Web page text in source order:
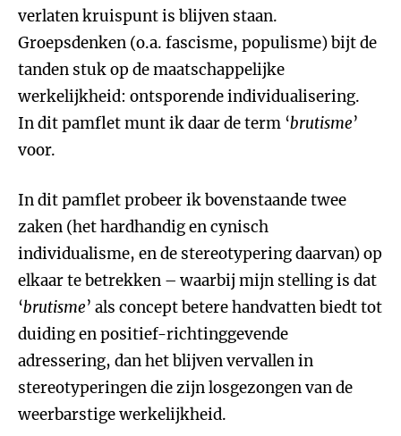
verlaten kruispunt is blijven staan.
Groepsdenken (o.a. fascisme, populisme) bijt de
tanden stuk op de maatschappelijke
werkelijkheid: ontsporende individualisering.
In dit pamflet munt ik daar de term ‘brutisme’
voor.
In dit pamflet probeer ik bovenstaande twee
zaken (het hardhandig en cynisch
individualisme, en de stereotypering daarvan) op
elkaar te betrekken – waarbij mijn stelling is dat
‘brutisme’ als concept betere handvatten biedt tot
duiding en positief-richtinggevende
adressering, dan het blijven vervallen in
stereotyperingen die zijn losgezongen van de
weerbarstige werkelijkheid.